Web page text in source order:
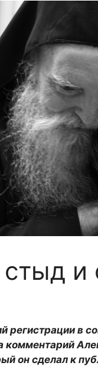
и
в
комментарий
он сделал к